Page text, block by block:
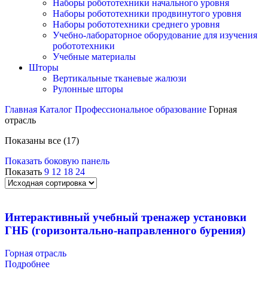
Наборы робототехники начального уровня
Наборы робототехники продвинутого уровня
Наборы робототехники среднего уровня
Учебно-лабораторное оборудование для изучения
робототехники
Учебные материалы
Шторы
Вертикальные тканевые жалюзи
Рулонные шторы
Главная Каталог Профессиональное образование Горная
отрасль
Показаны все (17)
Показать боковую панель
Показать 9 12 18 24
Интерактивный учебный тренажер установки
ГНБ (горизонтально-направленного бурения)
Горная отрасль
Подробнее